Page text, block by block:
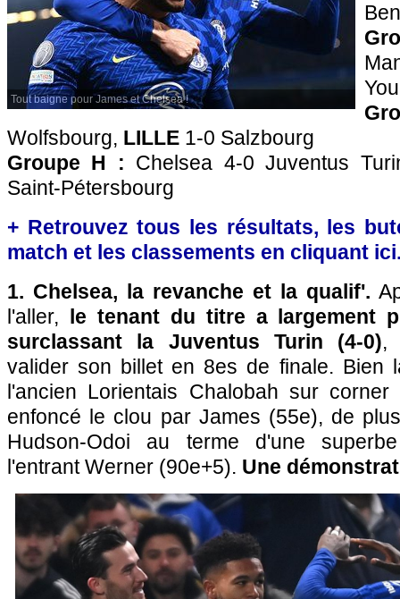
Tout baigne pour James et Chelsea !
Wolfsbourg, LILLE 1-0 Salzbourg
Groupe H : Chelsea 4-0 Juventus
Saint-Pétersbourg
+ Retrouvez tous les résultats, les
match et les classements en cliquant
1. Chelsea, la revanche et la qualif'.
l'aller, le tenant du titre a largement
surclassant la Juventus Turin (4-0),
valider son billet en 8es de finale. Bien
l'ancien Lorientais Chalobah sur
enfoncé le clou par James (55e), de
Hudson-Odoi au terme d'une
l'entrant Werner (90e+5). Une